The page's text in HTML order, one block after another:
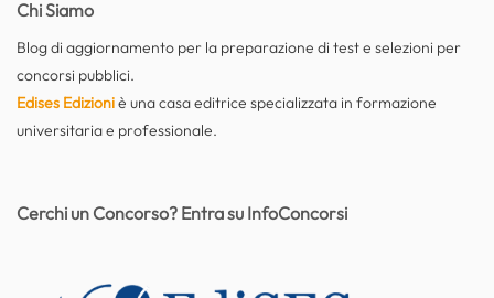
Chi Siamo
Blog di aggiornamento per la preparazione di test e selezioni per
concorsi pubblici.
Edises Edizioniè una casa editrice specializzata in formazione
universitaria e professionale.
Cerchi un Concorso? Entra su InfoConcorsi